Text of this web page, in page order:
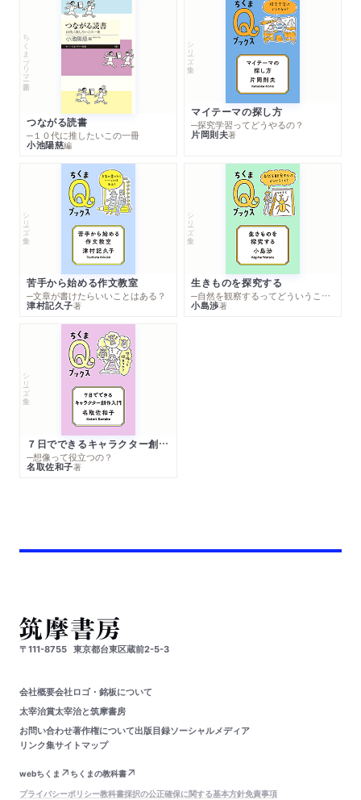
ちくまプリマー新書
つながる読書
─１０代に推したいこの一冊
小池陽慈編
シリーズ・全集
マイテーマの探し方
─探究学習ってどうやるの？
片岡則夫著
シリーズ・全集
苦手から始める作文教室
─文章が書けたらいいことはある？
津村記久子著
シリーズ・全集
生きものを探究する
─自然を観察するってどういうこと？
小島渉著
シリーズ・全集
７日でできるキャラクター創作入門
─想像って役立つの？
名取佐和子著
〒111-8755 東京都台東区蔵前2-5-3
会社概要会社ロゴ・銘板について
太宰治賞太宰治と筑摩書房
お問い合わせ著作権について出版目録ソーシャルメディア
リンク集サイトマップ
webちくま
ちくまの教科書
プライバシーポリシー教科書採択の公正確保に関する基本方針免責事項